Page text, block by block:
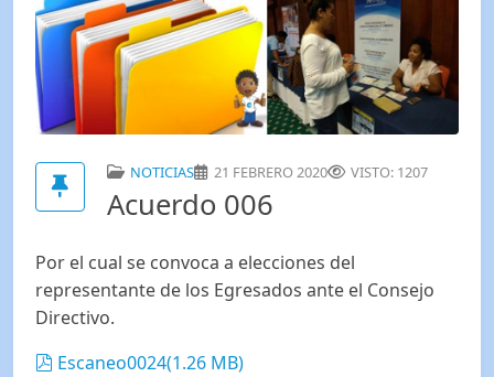
NOTICIAS 21 FEBRERO 2020 VISTO: 1207
Acuerdo 006
Por el cual se convoca a elecciones del
representante de los Egresados ante el Consejo
Directivo.
pdf
Escaneo0024(1.26 MB)